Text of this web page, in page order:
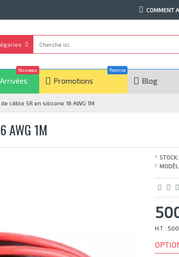
COMMENT
Nouveau
Promotions
Remise
Blog
câble SR en silicone 16 AWG 1M
AWG 1M
STOCK:
H.T :